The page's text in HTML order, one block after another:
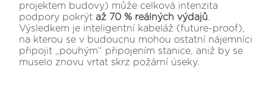
projektem budovy) může celková intenzita
podpory pokrýt až 70 % reálných výdajů.
Výsledkem je inteligentní kabeláž (future-proof),
na kterou se v budoucnu mohou ostatní nájemníci
připojit „pouhým“ připojením stanice, aniž by se
muselo znovu vrtat skrz požární úseky.